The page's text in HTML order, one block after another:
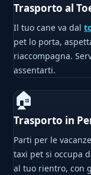
Trasporto al
Il tuo cane va dal
pet lo porta,
riaccompagna.
assentarti.
🏠
Trasporto in
Parti per le
taxi pet si occupa
al tuo rientro, con